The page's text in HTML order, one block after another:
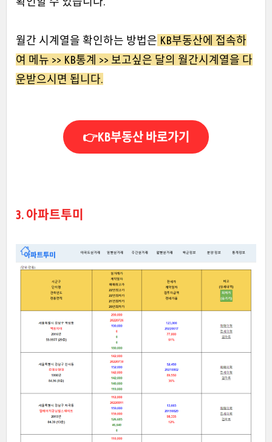
월간 시계열을 확인하는 방법은 KB부동산에 접속하
여 메뉴 >> KB통계 >> 보고싶은 달의 월간시계열을 다
운받으시면 됩니다.
👉KB부동산 바로가기
3. 아파트투미